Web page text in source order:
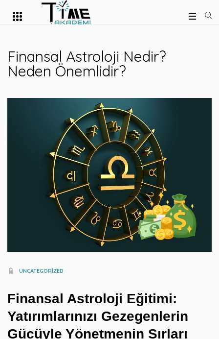
Finansal Astroloji Nedir?
Neden Önemlidir?
UNCATEGORIZED
Finansal Astroloji Eğitimi:
Yatırımlarınızı Gezegenlerin
Gücüyle Yönetmenin Sırları